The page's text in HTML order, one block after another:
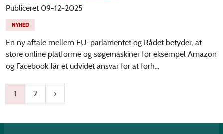
Publiceret 09-12-2025
NYHED
En ny aftale mellem EU-parlamentet og Rådet betyder, at
store online platforme og søgemaskiner for eksempel Amazon
og Facebook får et udvidet ansvar for at forh...
1 2